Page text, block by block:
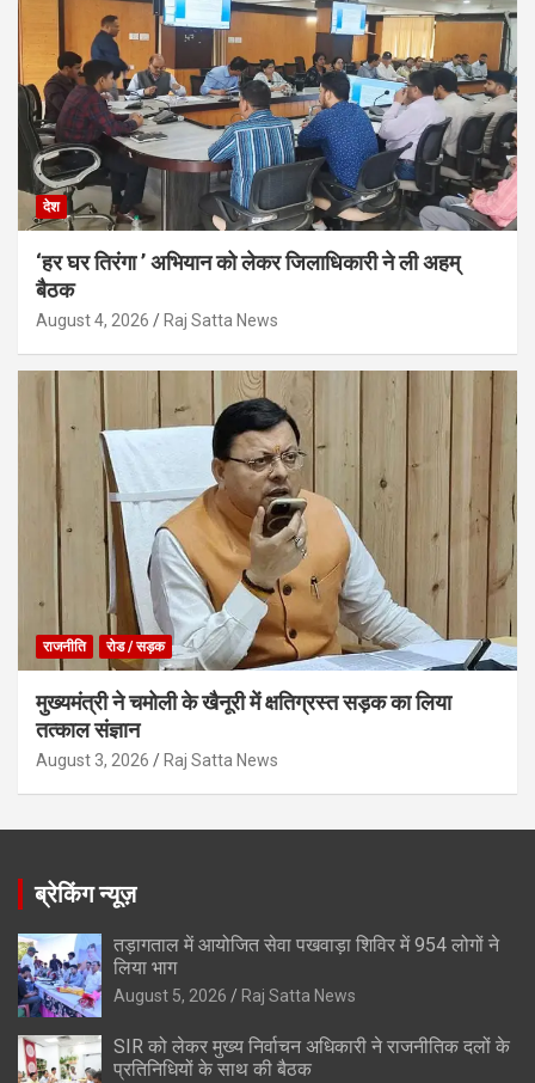
देश
‘हर घर तिरंगा ’ अभियान को लेकर जिलाधिकारी ने ली अहम्
बैठक
August 4, 2026 Raj Satta News
राजनीति रोड / सड़क
मुख्यमंत्री ने चमोली के खैनूरी में क्षतिग्रस्त सड़क का लिया
तत्काल संज्ञान
August 3, 2026 Raj Satta News
ब्रेकिंग न्यूज़
तड़ागताल में आयोजित सेवा पखवाड़ा शिविर में 954 लोगों ने
लिया भाग
August 5, 2026 Raj Satta News
SIR को लेकर मुख्य निर्वाचन अधिकारी ने राजनीतिक दलों के
प्रतिनिधियों के साथ की बैठक